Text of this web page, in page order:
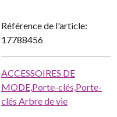
Référence de l'article:
17788456
ACCESSOIRES DE
MODE,Porte-clés,Porte-
clés Arbre de vie